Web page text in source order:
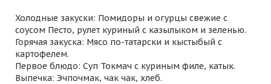
Холодные закуски: Помидоры и огурцы свежие с
соусом Песто, рулет куриный с казылыком и зеленью.
Горячая закуска: Мясо по-татарски и кыстыбый с
картофелем.
Первое блюдо: Суп Токмач с куриным филе, катык.
Выпечка: Эчпочмак, чак чак, хлеб.